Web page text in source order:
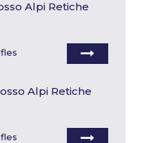
Alpi Retiche
Alpi Retiche